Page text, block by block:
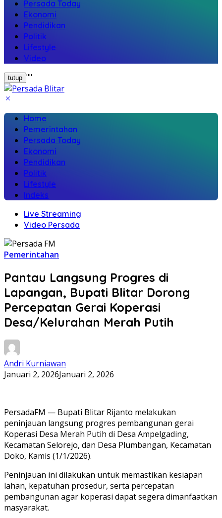
Persada Today
Ekonomi
Pendidikan
Politik
Lifestyle
Video
tutup ""
Home
Pemerintahan
Persada Today
Ekonomi
Pendidikan
Politik
Lifestyle
Indeks
Live Streaming
Video Persada
Pemerintahan
Pantau Langsung Progres di
Lapangan, Bupati Blitar Dorong
Percepatan Gerai Koperasi
Desa/Kelurahan Merah Putih
Andri Kurniawan
Januari 2, 2026Januari 2, 2026
PersadaFM — Bupati Blitar Rijanto melakukan
peninjauan langsung progres pembangunan gerai
Koperasi Desa Merah Putih di Desa Ampelgading,
Kecamatan Selorejo, dan Desa Plumbangan, Kecamatan
Doko, Kamis (1/1/2026).
Peninjauan ini dilakukan untuk memastikan kesiapan
lahan, kepatuhan prosedur, serta percepatan
pembangunan agar koperasi dapat segera dimanfaatkan
masyarakat.